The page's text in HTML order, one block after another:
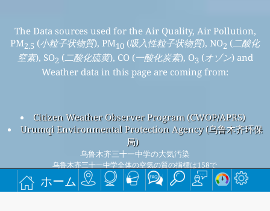
ホーム
The Data sources used for the Air Quality, Air Pollution,
PM2.5 (小粒子状物質), PM10 (吸入性粒子状物質), NO2 (二酸化
窒素), SO2 (二酸化硫黄), CO (一酸化炭素), O3 (オゾン) and
Weather data in this page are coming from:
Citizen Weather Observer Program (CWOP/APRS)
Urumqi Environmental Protection Agency (乌鲁木齐环保
局)
乌鲁木齐三十一中学の大気汚染
乌鲁木齐三十一中学全体の空気の質の指標は158で
す。
乌鲁木齐三十一中学PM
(小粒子状物質) AQIは104です。 - 乌鲁